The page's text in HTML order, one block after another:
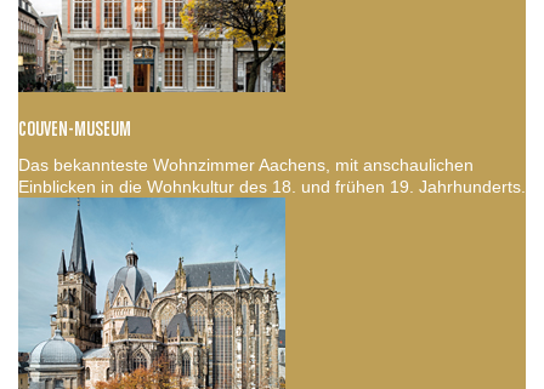
COUVEN-MUSEUM
Das bekannteste Wohnzimmer Aachens, mit anschaulichen
Einblicken in die Wohnkultur des 18. und frühen 19. Jahrhunderts.